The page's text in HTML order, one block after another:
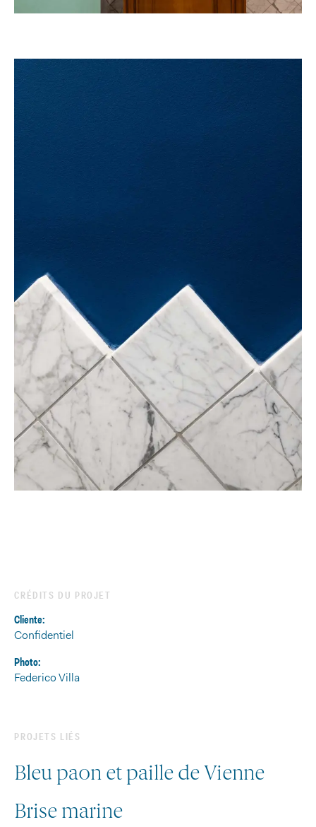
CRÉDITS DU PROJET
Cliente:
Confidentiel
Photo:
Federico Villa
PROJETS LIÉS
Bleu paon et paille de Vienne
Brise marine